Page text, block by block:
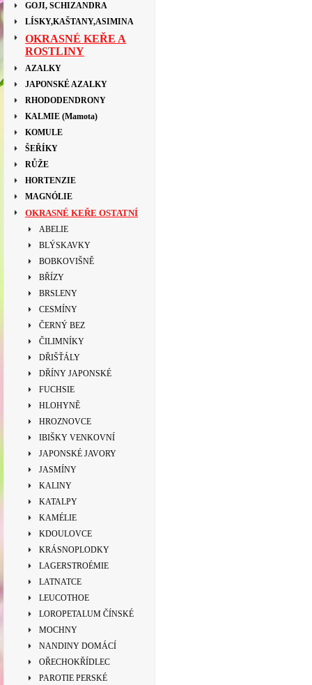
GOJI, SCHIZANDRA
LÍSKY,KAŠTANY,ASIMINA
OKRASNÉ KEŘE A
ROSTLINY
AZALKY
JAPONSKÉ AZALKY
RHODODENDRONY
KALMIE (Mamota)
KOMULE
ŠEŘÍKY
RŮŽE
HORTENZIE
MAGNÓLIE
OKRASNÉ KEŘE OSTATNÍ
ABELIE
BLÝSKAVKY
BOBKOVIŠNĚ
BŘÍZY
BRSLENY
CESMÍNY
ČERNÝ BEZ
ČILIMNÍKY
DŘIŠŤÁLY
DŘÍNY JAPONSKÉ
FUCHSIE
HLOHYNĚ
HROZNOVCE
IBIŠKY VENKOVNÍ
JAPONSKÉ JAVORY
JASMÍNY
KALINY
KATALPY
KAMÉLIE
KDOULOVCE
KRÁSNOPLODKY
LAGERSTROÉMIE
LATNATCE
LEUCOTHOE
LOROPETALUM ČÍNSKÉ
MOCHNY
NANDINY DOMÁCÍ
OŘECHOKŘÍDLEC
PAROTIE PERSKÉ